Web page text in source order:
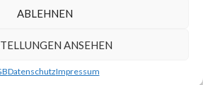
ABLEHNEN
ANSEHEN
DatenschutzImpressum
der Nutzung von Cookies zu. Mehr
OK